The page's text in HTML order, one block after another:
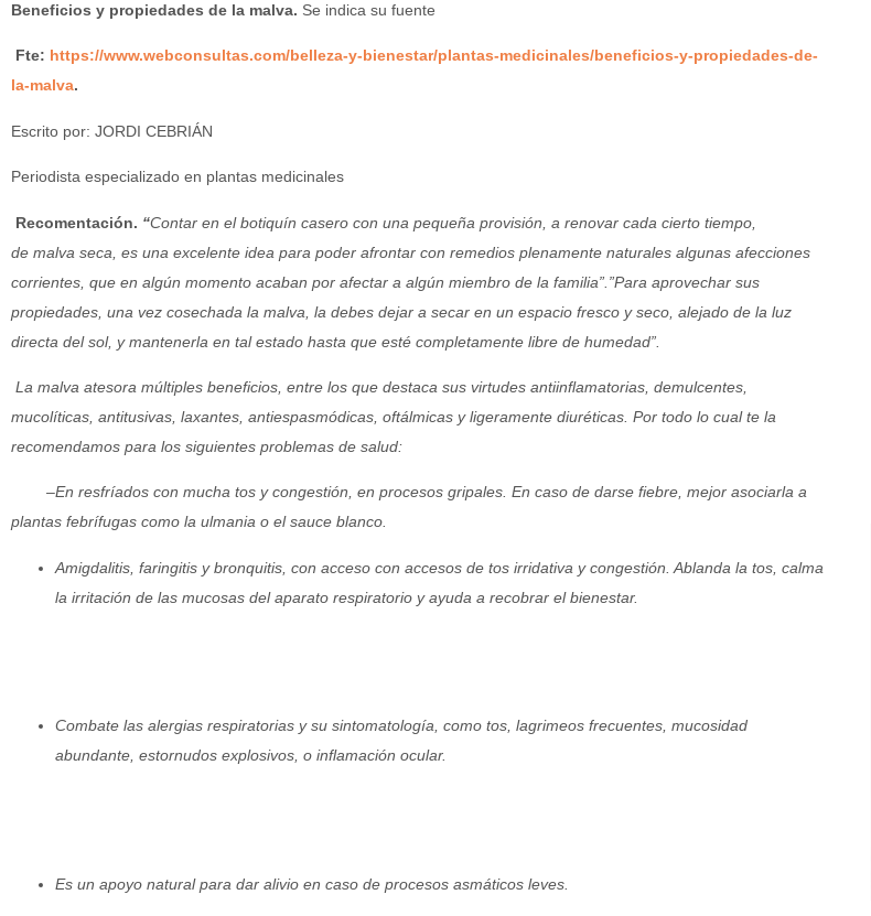
Beneficios y propiedades de la malva. Se indica su fuente
Fte: https://www.webconsultas.com/belleza-y-bienestar/plantas-medicinales/beneficios-y-propiedades-de-
la-malva.
Escrito por: JORDI CEBRIÁN
Periodista especializado en plantas medicinales
Recomentación. “Contar en el botiquín casero con una pequeña provisión, a renovar cada cierto tiempo,
de malva seca, es una excelente idea para poder afrontar con remedios plenamente naturales algunas afecciones
corrientes, que en algún momento acaban por afectar a algún miembro de la familia”.”Para aprovechar sus
propiedades, una vez cosechada la malva, la debes dejar a secar en un espacio fresco y seco, alejado de la luz
directa del sol, y mantenerla en tal estado hasta que esté completamente libre de humedad”.
La malva atesora múltiples beneficios, entre los que destaca sus virtudes antiinflamatorias, demulcentes,
mucolíticas, antitusivas, laxantes, antiespasmódicas, oftálmicas y ligeramente diuréticas. Por todo lo cual te la
recomendamos para los siguientes problemas de salud:
–En resfríados con mucha tos y congestión, en procesos gripales. En caso de darse fiebre, mejor asociarla a
plantas febrífugas como la ulmania o el sauce blanco.
Amigdalitis, faringitis y bronquitis, con acceso con accesos de tos irridativa y congestión. Ablanda la tos, calma
la irritación de las mucosas del aparato respiratorio y ayuda a recobrar el bienestar.
Combate las alergias respiratorias y su sintomatología, como tos, lagrimeos frecuentes, mucosidad
abundante, estornudos explosivos, o inflamación ocular.
Es un apoyo natural para dar alivio en caso de procesos asmáticos leves.